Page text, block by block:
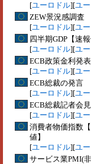
[ユーロドル][ユ
ZEW景況感調査
[ユーロドル][ユ
四半期GDP【速報
[ユーロドル][ユ
ECB政策金利発表
[ユーロドル][ユ
ECB総裁の発言
[ユーロドル][ユ
ECB総裁記者会見
[ユーロドル][ユ
消費者物価指数
値】
[ユーロドル][ユ
サービス業PMI(